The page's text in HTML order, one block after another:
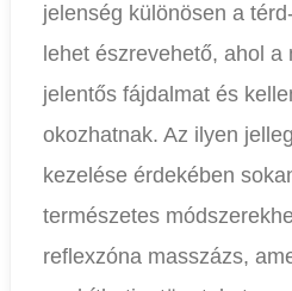
jelenség különösen a
lehet észrevehető, ahol
jelentős fájdalmat és
okozhatnak. Az ilyen
kezelése érdekében
természetes
reflexzóna masszázs,